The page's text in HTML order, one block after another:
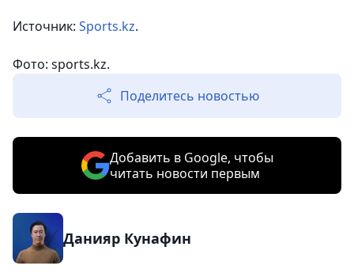
Источник: Sports.kz.
Фото: sports.kz.
Поделитесь новостью
Добавить в Google, чтобы
читать новости первым
Данияр Кунафин